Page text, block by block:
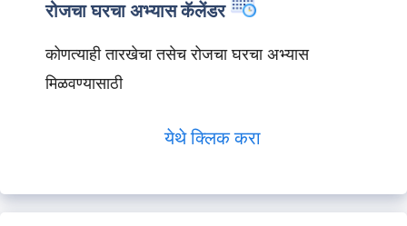
रोजचा घरचा अभ्यास कॅलेंडर
कोणत्याही तारखेचा तसेच रोजचा घरचा अभ्यास
मिळवण्यासाठी
येथे क्लिक करा